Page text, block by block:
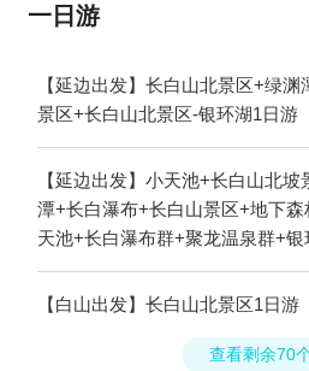
一日游
【延边出发】长白山北景区+绿渊
景区+长白山北景区-银环湖1日游
【延边出发】小天池+长白山北坡
潭+长白瀑布+长白山景区+地下森
天池+长白瀑布群+聚龙温泉群+银
山魔界漂流1日游
【白山出发】长白山北景区1日游
查看剩余70